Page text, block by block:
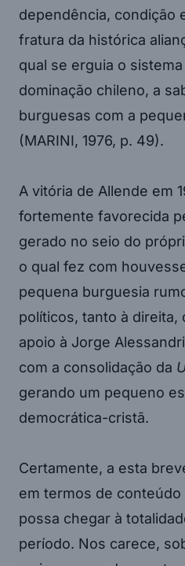
dependência, condição
fratura da histórica
qual se erguia o
dominação chileno, a
burguesas com a
(MARINI, 1976, p. 49).
A vitória de Allende em
fortemente favorecida
gerado no seio do
o qual fez com
pequena burguesia
políticos, tanto à direita,
apoio à Jorge
com a consolidação da
gerando um pequeno
democrática-cristã.
Certamente, a esta
em termos de conteúdo
possa chegar à
período. Nos carece,